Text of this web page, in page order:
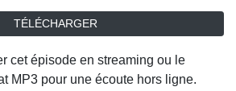
TÉLÉCHARGER
cet épisode en streaming ou le
MP3 pour une écoute hors ligne.